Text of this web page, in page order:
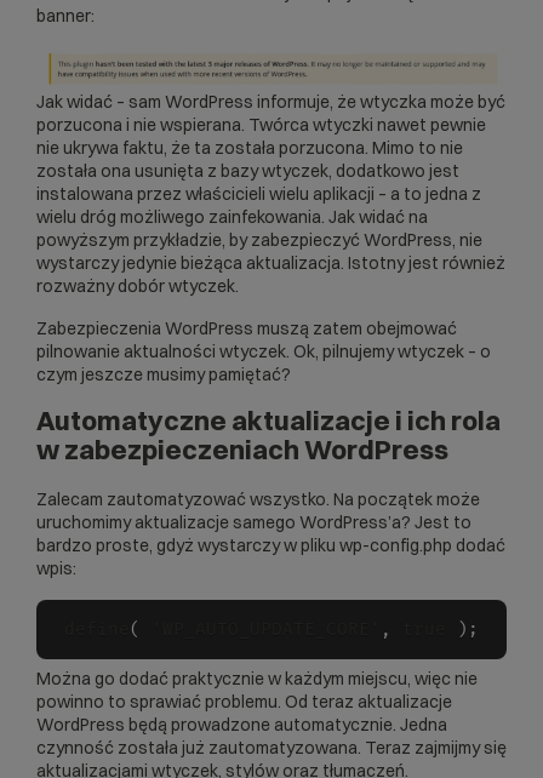
banner:
Jak widać – sam WordPress informuje, że wtyczka może być
porzucona i nie wspierana. Twórca wtyczki nawet pewnie
nie ukrywa faktu, że ta została porzucona. Mimo to nie
została ona usunięta z bazy wtyczek, dodatkowo jest
instalowana przez właścicieli wielu aplikacji – a to jedna z
wielu dróg możliwego zainfekowania. Jak widać na
powyższym przykładzie, by zabezpieczyć WordPress, nie
wystarczy jedynie bieżąca aktualizacja. Istotny jest również
rozważny dobór wtyczek.
Zabezpieczenia WordPress muszą zatem obejmować
pilnowanie aktualności wtyczek. Ok, pilnujemy wtyczek – o
czym jeszcze musimy pamiętać?
Automatyczne aktualizacje i ich rola
w zabezpieczeniach WordPress
Zalecam zautomatyzować wszystko. Na początek może
uruchomimy aktualizacje samego WordPress’a? Jest to
bardzo proste, gdyż wystarczy w pliku wp-config.php dodać
wpis:
( , ) ;
Można go dodać praktycznie w każdym miejscu, więc nie
powinno to sprawiać problemu. Od teraz aktualizacje
WordPress będą prowadzone automatycznie. Jedna
czynność została już zautomatyzowana. Teraz zajmijmy się
aktualizacjami wtyczek, stylów oraz tłumaczeń.